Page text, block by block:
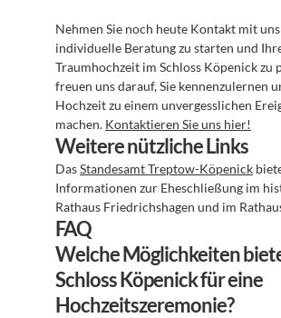
Nehmen Sie noch heute Kontakt mit
individuelle Beratung zu starten und
Traumhochzeit im Schloss Köpenick zu
freuen uns darauf, Sie kennenzulernen
Hochzeit zu einem unvergesslichen
machen. Kontaktieren Sie uns hier!
Weitere nützliche Links
Das Standesamt Treptow-Köpenick
Informationen zur Eheschließung im
Rathaus Friedrichshagen und im
FAQ
Welche Möglichkeiten
Schloss Köpenick für eine
Hochzeitszeremonie?